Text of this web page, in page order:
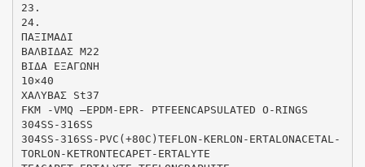
23.
24.
ΠΑΞΙΜΑΔΙ
ΒΑΛΒΙΔΑΣ Μ22
ΒΙΔΑ ΕΞΑΓΩΝΗ
10×40
ΧΑΛΥΒΑΣ St37
FKM -VMQ –EPDM-EPR- PTFEENCAPSULATED O-RINGS
304SS-316SS
304SS-316SS-PVC(+80C)TEFLON-KERLON-ERTALONACETAL-
TORLON-KETRONTECAPET-ERTALYTE